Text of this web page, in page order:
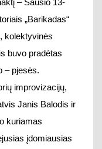
įdomiausias
svarbų
kuriai
instaliacijų
)dramaturgiją
: dramaturgė
dailininkė Renata